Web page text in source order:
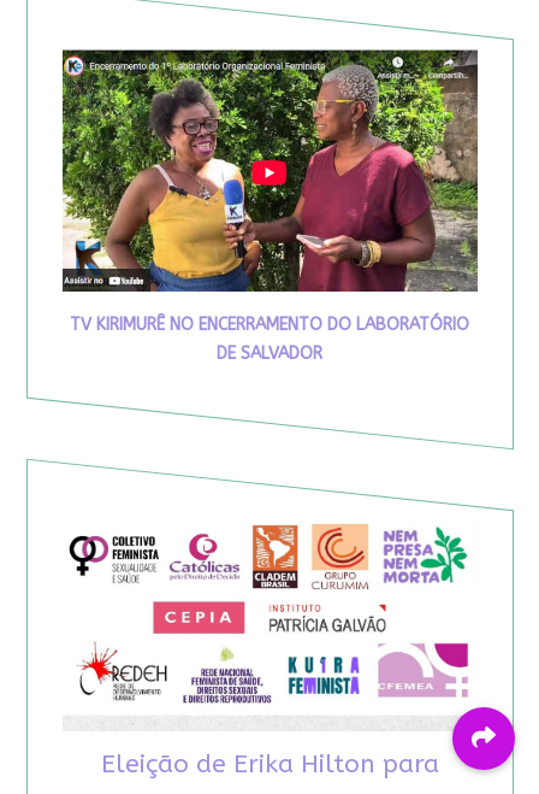
TV KIRIMURÊ NO ENCERRAMENTO DO LABORATÓRIO
DE SALVADOR
Eleição de Erika Hilton para